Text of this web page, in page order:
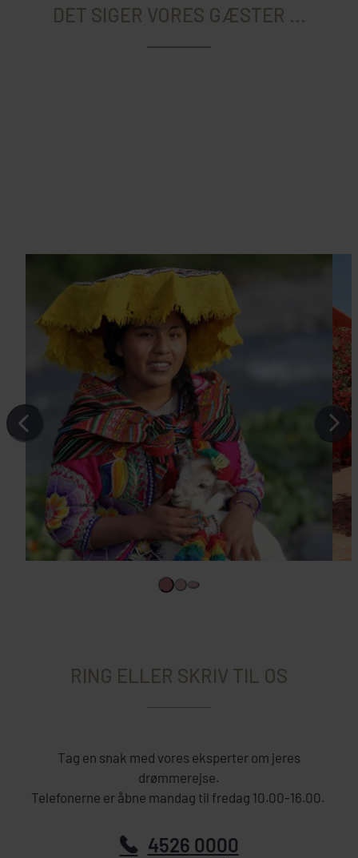
DET SIGER VORES GÆSTER ...
RING ELLER SKRIV TIL OS
Tag en snak med vores eksperter om jeres
drømmerejse.
Telefonerne er åbne mandag til fredag 10.00-16.00.
4526 0000